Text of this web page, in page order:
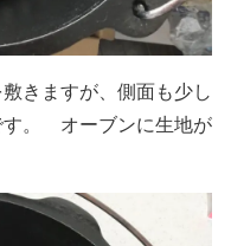
敷きますが、側面も少し
す。 オーブンに生地が